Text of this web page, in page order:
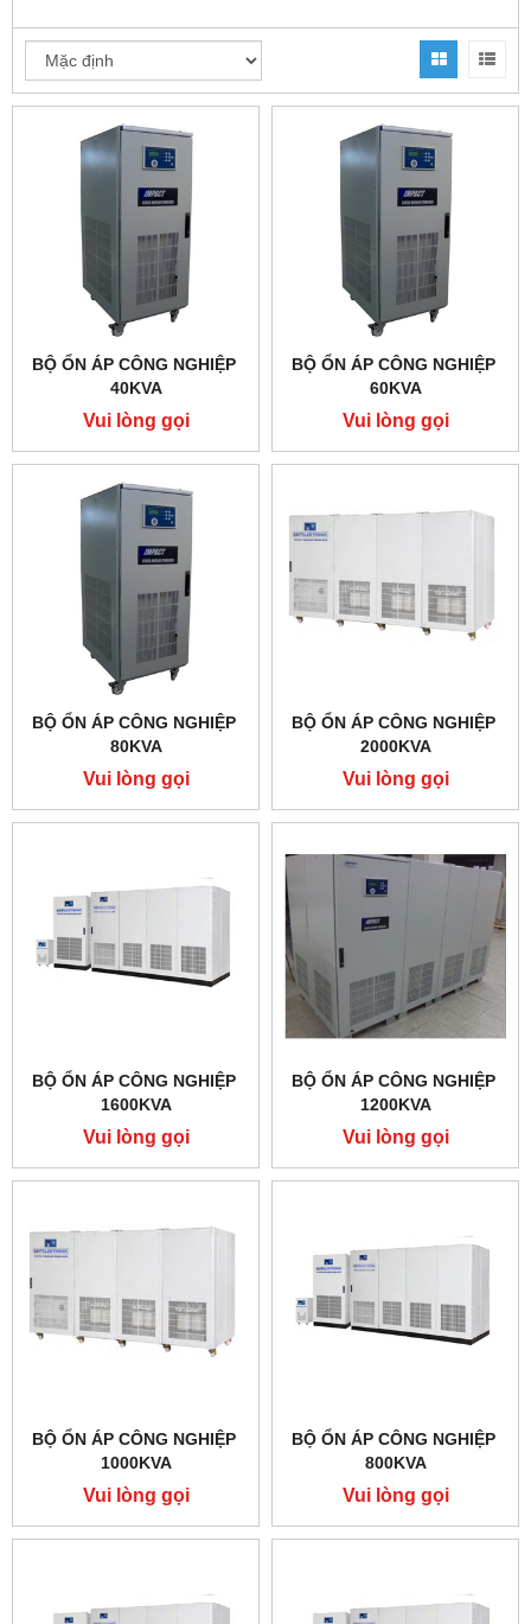
BỘ ỔN ÁP CÔNG NGHIỆP
40KVA
Vui lòng gọi
BỘ ỔN ÁP CÔNG NGHIỆP
60KVA
Vui lòng gọi
BỘ ỔN ÁP CÔNG NGHIỆP
80KVA
Vui lòng gọi
BỘ ỔN ÁP CÔNG NGHIỆP
2000KVA
Vui lòng gọi
BỘ ỔN ÁP CÔNG NGHIỆP
1600KVA
Vui lòng gọi
BỘ ỔN ÁP CÔNG NGHIỆP
1200KVA
Vui lòng gọi
BỘ ỔN ÁP CÔNG NGHIỆP
1000KVA
Vui lòng gọi
BỘ ỔN ÁP CÔNG NGHIỆP
800KVA
Vui lòng gọi